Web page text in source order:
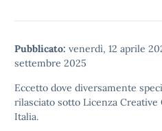
Pubblicato: venerdì, 12 aprile
settembre 2025
Eccetto dove diversamente
rilasciato sotto Licenza
Italia.